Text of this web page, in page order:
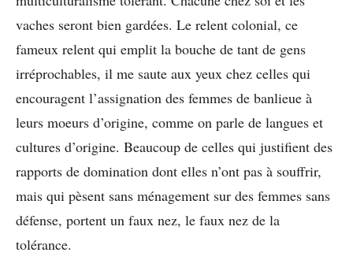
vaches seront bien gardées. Le relent colonial, ce
fameux relent qui emplit la bouche de tant de gens
irréprochables, il me saute aux yeux chez celles qui
encouragent l’assignation des femmes de banlieue à
leurs moeurs d’origine, comme on parle de langues et
cultures d’origine. Beaucoup de celles qui justifient des
rapports de domination dont elles n’ont pas à souffrir,
mais qui pèsent sans ménagement sur des femmes sans
défense, portent un faux nez, le faux nez de la
tolérance.